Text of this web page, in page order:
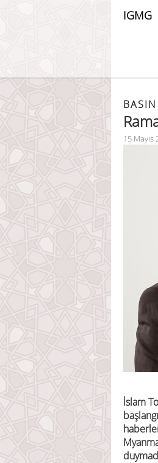
IGMG
15 Mayıs
İslam